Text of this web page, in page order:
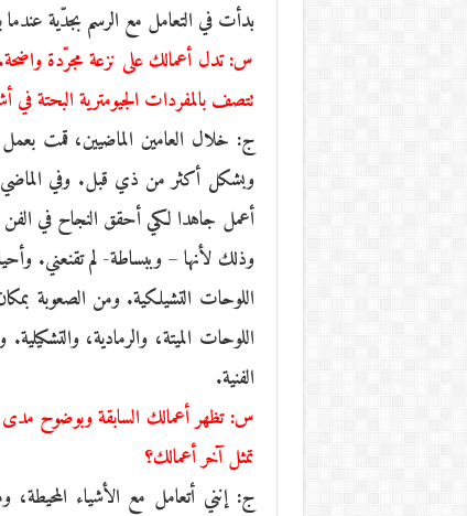
بدأت في التعامل مع الرسم بجدّية
س: تدل أعمالك على نزعة مجرّدة واضحة.
تتصف بالمفردات الجيومترية البحتة
ج: خلال العامين الماضيين، قمت بعمل
وبشكل أكثر من ذي قبل. وفي الماضي،
أعمل جاهدا لكي أحقق النجاح في
وذلك لأنها – وببساطة- لم تقنعني.
اللوحات التشيلكية. ومن الصعوبة
اللوحات الميتة، والرمادية،
الفنية.
س: تظهر أعمالك السابقة وبوضوح مدى
تمثل آخر أعمالك؟
ج: إنني أتعامل مع الأشياء